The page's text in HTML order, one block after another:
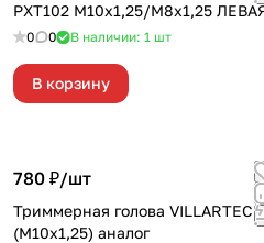
РХТ102 М10х1,25/М8х1,25
0 0 В наличии: 1 шт
В корзину
780 ₽/шт
Триммерная голова VILLARTEC
(М10х1,25) аналог